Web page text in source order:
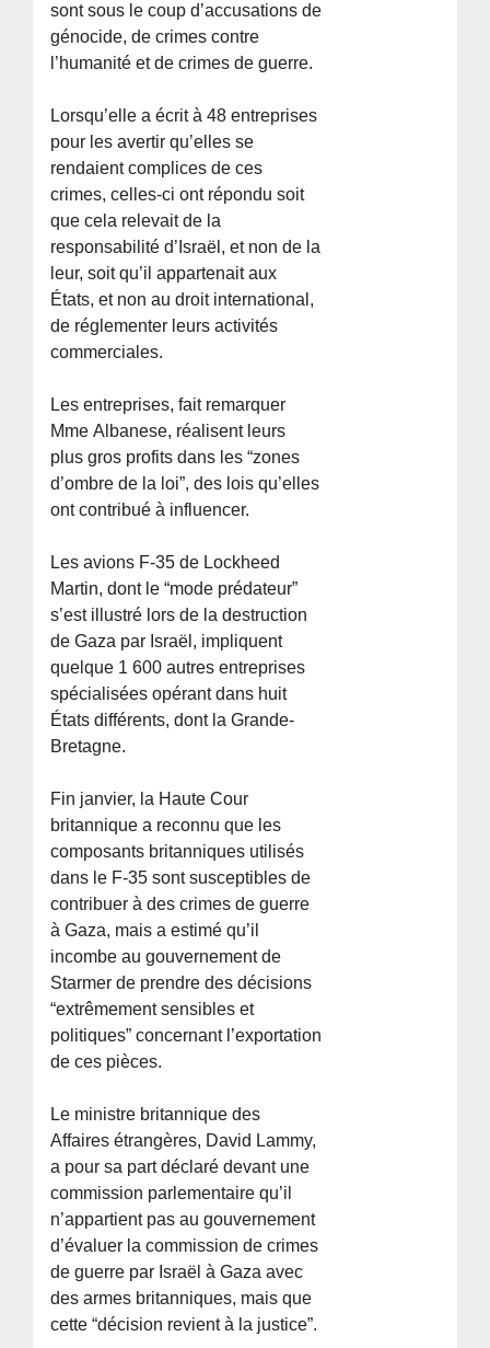
sont sous le coup d’accusations de
génocide, de crimes contre
l’humanité et de crimes de guerre.
Lorsqu’elle a écrit à 48 entreprises
pour les avertir qu’elles se
rendaient complices de ces
crimes, celles-ci ont répondu soit
que cela relevait de la
responsabilité d’Israël, et non de la
leur, soit qu’il appartenait aux
États, et non au droit international,
de réglementer leurs activités
commerciales.
Les entreprises, fait remarquer
Mme Albanese, réalisent leurs
plus gros profits dans les “zones
d’ombre de la loi”, des lois qu’elles
ont contribué à influencer.
Les avions F-35 de Lockheed
Martin, dont le “mode prédateur”
s’est illustré lors de la destruction
de Gaza par Israël, impliquent
quelque 1 600 autres entreprises
spécialisées opérant dans huit
États différents, dont la Grande-
Bretagne.
Fin janvier, la Haute Cour
britannique a reconnu que les
composants britanniques utilisés
dans le F-35 sont susceptibles de
contribuer à des crimes de guerre
à Gaza, mais a estimé qu’il
incombe au gouvernement de
Starmer de prendre des décisions
“extrêmement sensibles et
politiques” concernant l’exportation
de ces pièces.
Le ministre britannique des
Affaires étrangères, David Lammy,
a pour sa part déclaré devant une
commission parlementaire qu’il
n’appartient pas au gouvernement
d’évaluer la commission de crimes
de guerre par Israël à Gaza avec
des armes britanniques, mais que
cette “décision revient à la justice”.